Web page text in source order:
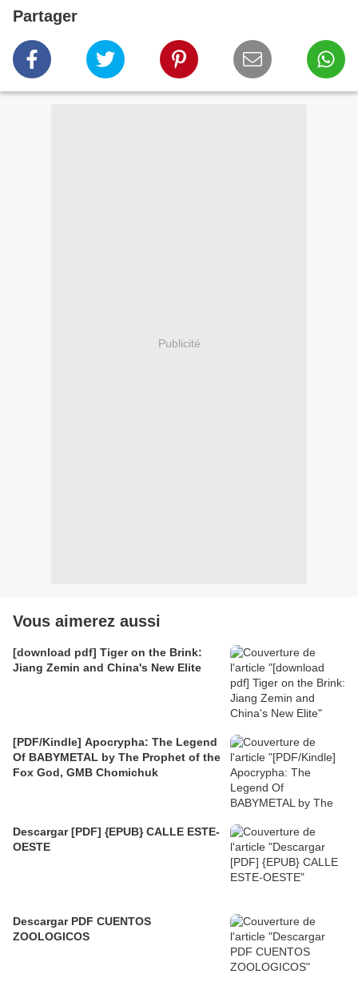
Partager
Publicité
Vous aimerez aussi
[download pdf] Tiger on the Brink:
Jiang Zemin and China's New Elite
[PDF/Kindle] Apocrypha: The Legend
Of BABYMETAL by The Prophet of the
Fox God, GMB Chomichuk
Descargar [PDF] {EPUB} CALLE ESTE-
OESTE
Descargar PDF CUENTOS
ZOOLOGICOS